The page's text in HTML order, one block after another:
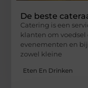
De beste
Catering is een
klanten om voedsel
evenementen en
zowel kleine
Eten En Drinken